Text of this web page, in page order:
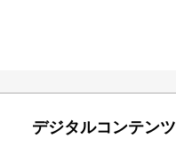
デジタルコンテンツ